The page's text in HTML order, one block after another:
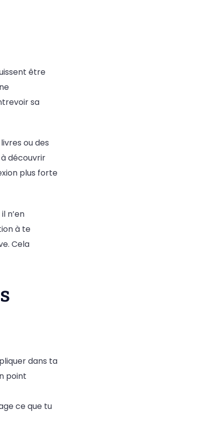
être
sa
ou des
découvrir
plus forte
n’en
à te
Cela
dans ta
point
ce que tu